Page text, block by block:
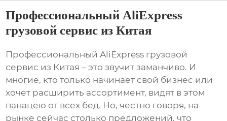
Профессиональный AliExpress
грузовой сервис из Китая
Профессиональный AliExpress грузовой
сервис из Китая – это звучит заманчиво. И
многие, кто только начинает свой бизнес или
хочет расширить ассортимент, видят в этом
панацею от всех бед. Но, честно говоря, на
рынке сейчас столько предложений, что